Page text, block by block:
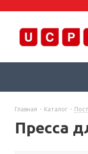
Главная - Каталог -
Пресса